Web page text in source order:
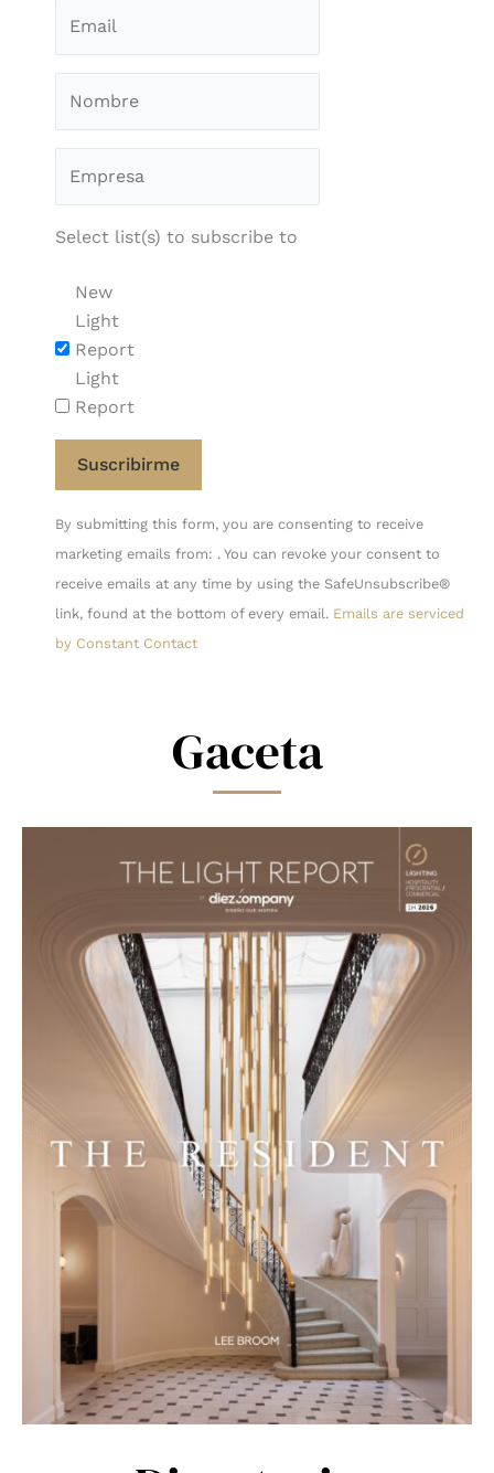
Select list(s) to subscribe to
New
Light
Report
Light
Report
Constant
Contact
Use.
Please
leave
By submitting this form, you are consenting to receive
marketing emails from: . You can revoke your consent to
receive emails at any time by using the SafeUnsubscribe®
link, found at the bottom of every email. Emails are serviced
by Constant Contact
Gaceta